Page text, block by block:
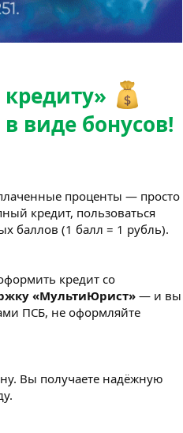
виде бонусов!
проценты — просто
кредит, пользоваться
баллов (1 балл = 1 рубль).
кредит со
«МультиЮрист» — и вы
ПСБ, не оформляйте
Вы получаете надёжную